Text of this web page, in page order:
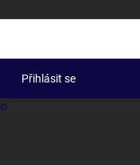
Přihlásit se